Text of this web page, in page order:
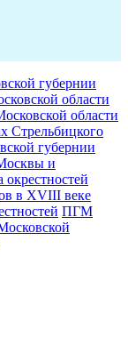
губернии
области
области
Стрельбицкого
губернии
и
окрестностей
в XVIII веке
ПГМ